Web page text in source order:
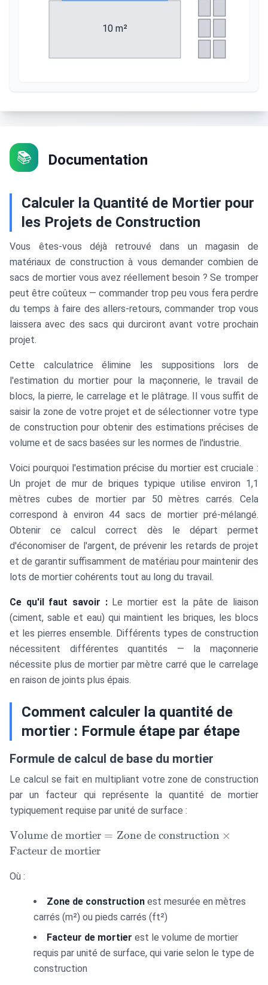
10 m²
📚 Documentation
Calculer la Quantité de Mortier pour
les Projets de Construction
Vous êtes-vous déjà retrouvé dans un magasin de
matériaux de construction à vous demander combien de
sacs de mortier vous avez réellement besoin ? Se tromper
peut être coûteux — commander trop peu vous fera perdre
du temps à faire des allers-retours, commander trop vous
laissera avec des sacs qui durciront avant votre prochain
projet.
Cette calculatrice élimine les suppositions lors de
l'estimation du mortier pour la maçonnerie, le travail de
blocs, la pierre, le carrelage et le plâtrage. Il vous suffit de
saisir la zone de votre projet et de sélectionner votre type
de construction pour obtenir des estimations précises de
volume et de sacs basées sur les normes de l'industrie.
Voici pourquoi l'estimation précise du mortier est cruciale :
Un projet de mur de briques typique utilise environ 1,1
mètres cubes de mortier par 50 mètres carrés. Cela
correspond à environ 44 sacs de mortier pré-mélangé.
Obtenir ce calcul correct dès le départ permet
d'économiser de l'argent, de prévenir les retards de projet
et de garantir suffisamment de matériau pour maintenir des
lots de mortier cohérents tout au long du travail.
Ce qu'il faut savoir :Le mortier est la pâte de liaison
(ciment, sable et eau) qui maintient les briques, les blocs
et les pierres ensemble. Différents types de construction
nécessitent différentes quantités — la maçonnerie
nécessite plus de mortier par mètre carré que le carrelage
en raison de joints plus épais.
Comment calculer la quantité de
mortier : Formule étape par étape
Formule de calcul de base du mortier
Le calcul se fait en multipliant votre zone de construction
par un facteur qui représente la quantité de mortier
typiquement requise par unité de surface :
\text{Volume
de mortier} =
de
\times
\text{Facteur
de mortier}
Volume de mortier = Zone de construction ×
Facteur de mortier
Où :
Zone de construction est mesurée en mètres
carrés (m²) ou pieds carrés (ft²)
Facteur de mortier est le volume de mortier
requis par unité de surface, qui varie selon le type de
construction